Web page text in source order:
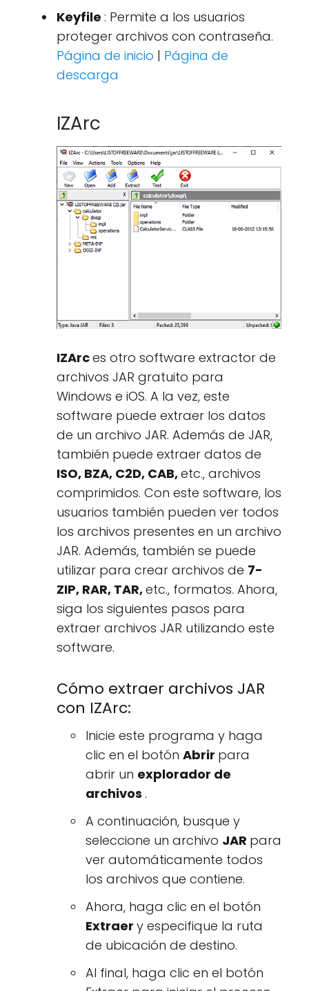
Keyfile : Permite a los usuarios
proteger archivos con contraseña.
Página de inicio | Página de
descarga
IZArc
IZArces otro software extractor de
archivos JAR gratuito para
Windows e iOS. A la vez, este
software puede extraer los datos
de un archivo JAR. Además de JAR,
también puede extraer datos de
ISO, BZA, C2D, CAB,etc., archivos
comprimidos. Con este software, los
usuarios también pueden ver todos
los archivos presentes en un archivo
JAR. Además, también se puede
utilizar para crear archivos de 7-
ZIP, RAR, TAR,etc., formatos. Ahora,
siga los siguientes pasos para
extraer archivos JAR utilizando este
software.
Cómo extraer archivos JAR
con IZArc:
Inicie este programa y haga
clic en el botón Abrir para
abrir un explorador de
archivos .
A continuación, busque y
seleccione un archivo JAR para
ver automáticamente todos
los archivos que contiene.
Ahora, haga clic en el botón
Extraer y especifique la ruta
de ubicación de destino.
Al final, haga clic en el botón